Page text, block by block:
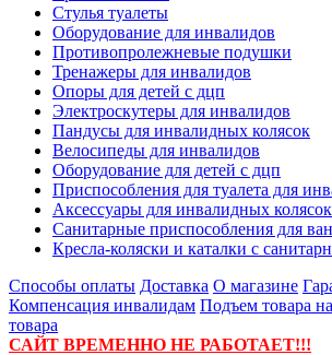
Стулья туалеты
Оборудование для инвалидов
Противопролежневые подушки
Тренажеры для инвалидов
Опоры для детей с дцп
Электроскутеры для инвалидов
Пандусы для инвалидных колясок
Велосипеды для инвалидов
Оборудование для детей с дцп
Приспособления для туалета для
Аксессуары для инвалидных колясок
Санитарные приспособления для
Кресла-коляски и каталки с
Способы оплаты Доставка О магазине
Компенсация инвалидам Подъем товара
товара
САЙТ ВРЕМЕННО НЕ РАБОТАЕТ!!!